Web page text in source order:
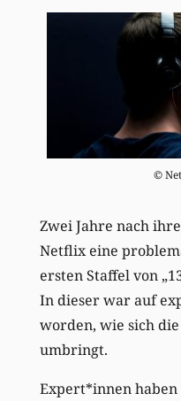
©
Zwei Jahre nach
Netflix eine
ersten Staffel von
In dieser war auf
worden, wie sich
umbringt.
Expert*innen